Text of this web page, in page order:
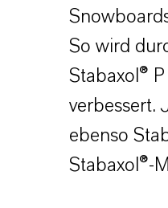
So wird
Stabaxol®
verbessert.
ebenso
Stabaxol®-